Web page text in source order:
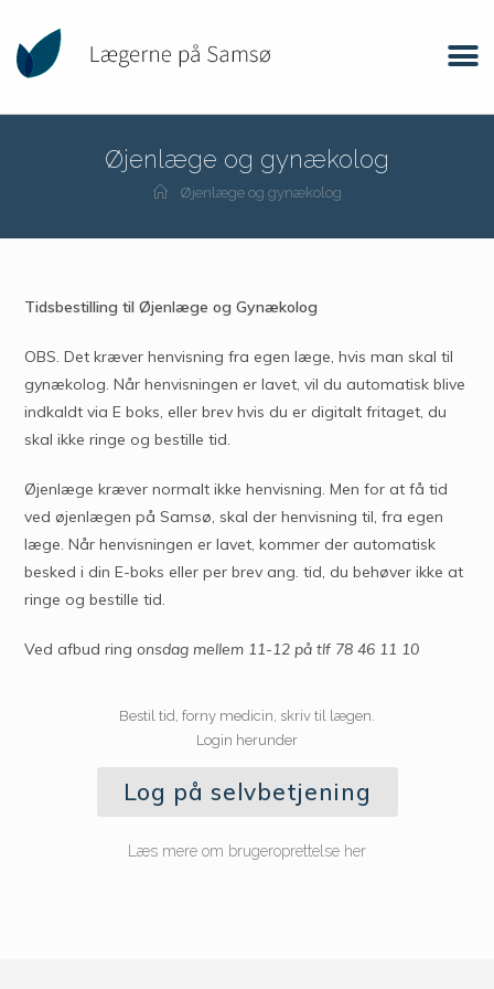
Øjenlæge og gynækolog
Øjenlæge og gynækolog
Tidsbestilling til Øjenlæge og Gynækolog
OBS. Det kræver henvisning fra egen læge, hvis man skal til
gynækolog. Når henvisningen er lavet, vil du automatisk blive
indkaldt via E boks, eller brev hvis du er digitalt fritaget, du
skal ikke ringe og bestille tid.
Øjenlæge kræver normalt ikke henvisning. Men for at få tid
ved øjenlægen på Samsø, skal der henvisning til, fra egen
læge. Når henvisningen er lavet, kommer der automatisk
besked i din E-boks eller per brev ang. tid, du behøver ikke at
ringe og bestille tid.
Ved afbud ringonsdag mellem 11-12 på tlf 78 46 11 10
Bestil tid, forny medicin, skriv til lægen.
Login herunder
Log på selvbetjening
Læs mere om brugeroprettelse her